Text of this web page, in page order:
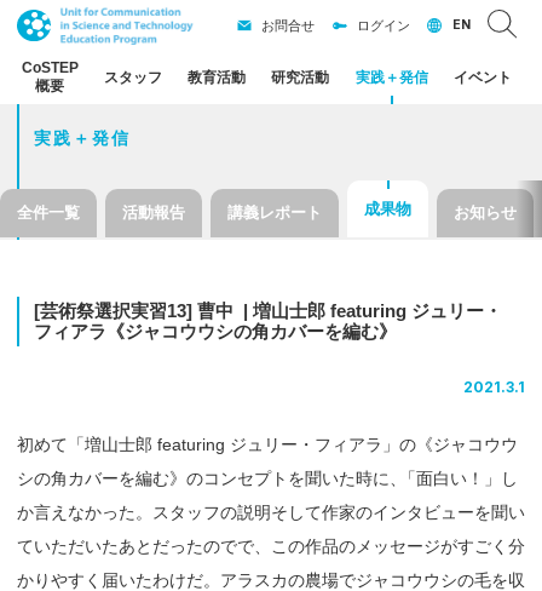
CoSTEP
概要
スタッフ 教育活動 研究活動 実践＋発信 イベント
お問合せ ログイン EN
実践＋発信
全件一覧 活動報告 講義レポート 成果物 お知らせ
[芸術祭選択実習13] 曹中 | 増山士郎 featuring ジュリー ・
フィアラ
《ジャコウウシの角 カバーを編む》
2021.3.1
初めて「増山士郎 featuring ジュリー・フィアラ」の《ジャコウウ
シの角カバーを編む》のコンセプトを聞いた時に
「面白い！」し
か言えなかった。スタッフの説明そして作家のインタビューを聞い
ていただいたあとだったのでで、この作品のメッセージがすごく分
かりやすく届いたわけだ。アラスカの農場でジャコウウシの毛を収